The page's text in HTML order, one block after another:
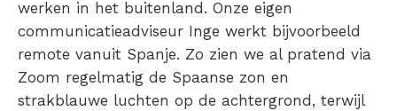
werken in het buitenland . Onze eigen
communicatieadviseur Inge werkt bijvoorbeeld
remote vanuit Spanje. Zo zien we al pratend via
Zoom regelmatig de Spaanse zon en
strakblauwe luchten op de achtergrond, terwijl